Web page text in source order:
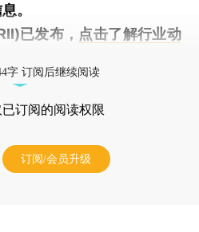
。
已发布， 点击了解行业动
字 订阅后继续阅读
已订阅的阅读权限
订阅/会员升级